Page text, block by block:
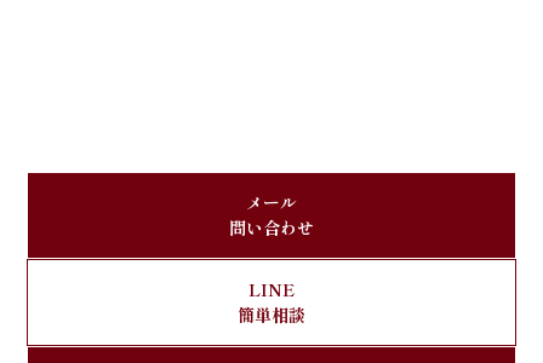
メール
問い合わせ
LINE
簡単相談